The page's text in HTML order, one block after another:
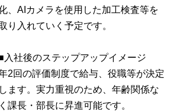
、AIカメラを使用した加工検査等を
り入れていく予定です。
入社後のステップアップイメージ
2回の評価制度で給与、役職等が決定
します。実力重視のため、年齢関係な
く課長・部長に昇進可能です。